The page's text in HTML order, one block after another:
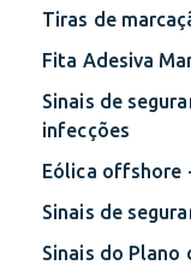
Tiras de
Fita Adesiva
Sinais de
infecções
Eólica offshore
Sinais de
Sinais do Plano